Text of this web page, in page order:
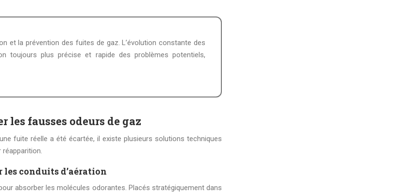
toujours plus précise et rapide des problèmes potentiels,
fausses odeurs de gaz
fuite réelle a été écartée, il existe plusieurs solutions techniques
conduits d’aération
absorber les molécules odorantes. Placés stratégiquement dans